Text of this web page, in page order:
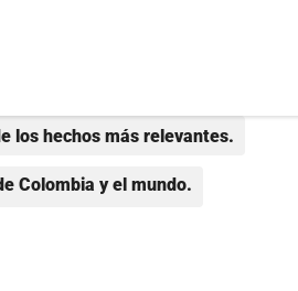
los hechos más relevantes.
Colombia y el mundo.